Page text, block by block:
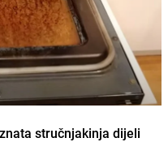
stručnjakinja dijeli